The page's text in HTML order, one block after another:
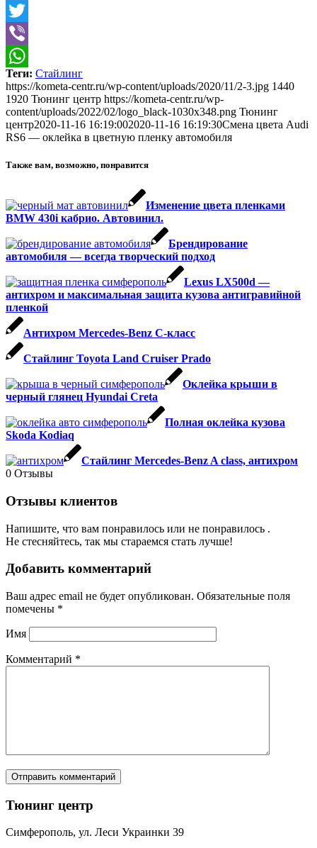
VK
Twitter
Viber
WhatsApp
Теги: Стайлинг
https://kometa-centr.ru/wp-content/uploads/2020/11/2-3.jpg 1440
1920 Тюнинг центр https://kometa-centr.ru/wp-
content/uploads/2022/02/logo_black-1030x348.png Тюнинг
центр2020-11-16 16:19:002020-11-16 16:19:30Смена цвета Audi
RS6 — оклейка в цветную пленку автомобиля
Также вам, возможно, понравится
Изменение цвета пленками
BMW 430i кабрио. Автовинил.
Брендирование
автомобиля — всегда творческий подход
Lexus LX500d —
антихром и максимальная защита кузова антигравийной
пленкой
Антихром Mercedes-Benz C-класс
Стайлинг Toyota Land Cruiser Prado
Оклейка крыши в
черный глянец Hyundai Creta
Полная оклейка кузова
Skoda Kodiaq
Стайлинг Mercedes-Benz A class, антихром
0 Отзывы
Отзывы клиентов
Напишите, что вам понравилось или не понравилось .
Не стесняйтесь, так мы стараемся стать лучше!
Добавить комментарий
Ваш адрес email не будет опубликован. Обязательные поля
помечены *
Имя
Комментарий *
Тюнинг центр
Симферополь, ул. Леси Украинки 39